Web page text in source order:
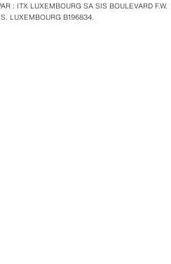
: ITX LUXEMBOURG SA SIS BOULEVARD F.W.
LUXEMBOURG B196834.